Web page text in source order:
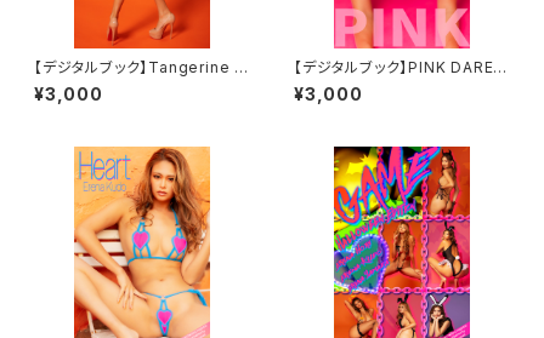
【デジタルブック】Tangerine D
AREA Dream Factory Maga
zine
¥3,000
【デジタルブック】PINK DAREA
Dream Factory Magazine
¥3,000